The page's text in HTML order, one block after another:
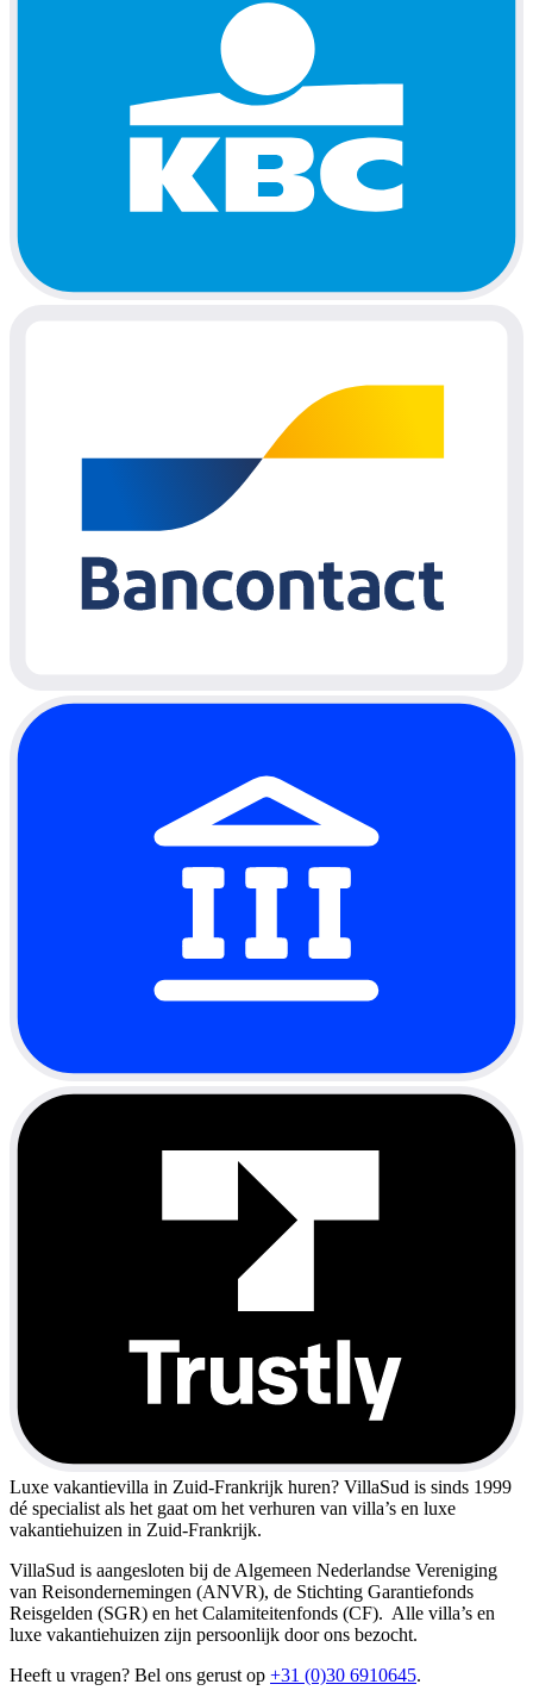
Luxe vakantievilla in Zuid-Frankrijk huren? VillaSud is sinds 1999
dé specialist als het gaat om het verhuren van villa’s en luxe
vakantiehuizen in Zuid-Frankrijk.
VillaSud is aangesloten bij de Algemeen Nederlandse Vereniging
van Reisondernemingen (ANVR), de Stichting Garantiefonds
Reisgelden (SGR) en het Calamiteitenfonds (CF). Alle villa’s en
luxe vakantiehuizen zijn persoonlijk door ons bezocht.
Heeft u vragen? Bel ons gerust op +31 (0)30 6910645.